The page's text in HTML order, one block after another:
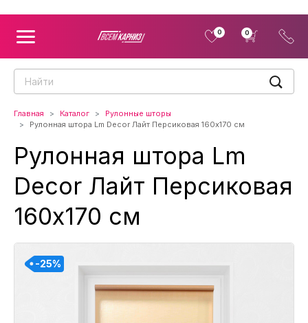
0 0
Главная Каталог
Рулонные шторы
Рулонная штора Lm Decor Лайт Персиковая 160x170 см
Рулонная штора Lm
Decor Лайт Персиковая
160x170 см
-25%
-25%
-25%
-25%
-25%
-25%
-25%
-25%
-25%
-25%
-25%